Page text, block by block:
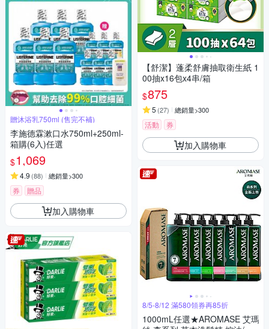
贈沐浴乳750ml (售完不補)
李施德霖漱口水750ml+250ml-
箱購(6入)任選
$1,069
4.9 (88) 總銷量>300
券 贈品
加入購物車
【舒潔】蓬柔舒膚抽取衛生紙 1
00抽x16包x4串/箱
$875
5 (27) 總銷量>300
活動 券
加入購物車
8/5-8/12 滿580領券再85折
1000mL任選★AROMASE 艾瑪